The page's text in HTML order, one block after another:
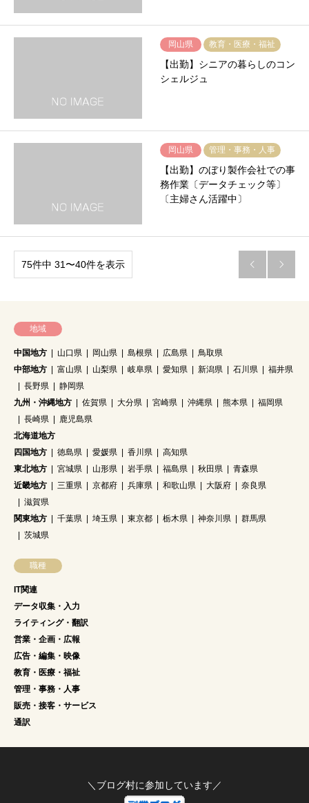
岡山県 教育・医療・福祉
【出勤】シニアの暮らしのコン
シェルジュ
岡山県 管理・事務・人事
【出勤】のぼり製作会社での事
務作業〔データチェック等〕
〔主婦さん活躍中〕
75件中 31〜40件を表示  
地域
中国地方 山口県 岡山県 島根県 広島県
鳥取県
中部地方
富山県 山梨県 岐阜県 愛知県 新潟県 石川県
福井県
長野県
静岡県
九州・沖縄地方
佐賀県 大分県 宮崎県 沖縄県 熊本県
福岡県
長崎県
鹿児島県
北海道地方
四国地方
徳島県 愛媛県 香川県
高知県
東北地方
宮城県 山形県 岩手県 福島県 秋田県
青森県
近畿地方
三重県 京都府 兵庫県 和歌山県 大阪府
奈良県
滋賀県
関東地方
千葉県 埼玉県 東京都 栃木県 神奈川県
群馬県
茨城県
職種
IT関連
データ収集・入力
ライティング・翻訳
営業・企画・広報
広告・編集・映像
教育・医療・福祉
管理・事務・人事
販売・接客・サービス
通訳
＼ブログ村に参加しています／